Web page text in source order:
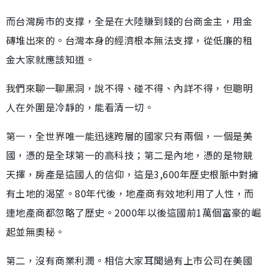
而台灣房市的支撑，全是在大陸賺到錢的台商金主，用金
磚堆出來的。台灣本身的經濟根本無法支撑，從低廉的租
金大家就應該知道。
我們來聊一聊黑洞，說不得、碰不得、內詳不得，但聰明
人在外圍是冷靜的，能看清一切。
第一，全世界唯一能迅速跨層的國家只有兩個，一個是美
國，憑的是全球第一的高科技；第二是內地，憑的是物競
天擇，房產是這國人的信仰，這是3,600年歷史根脈中對擁
有土地的渴望。80年代後，地產商有效地利用了人性，而
連地產商都忽略了歷史。2000年以後這國前1萬個富豪的崛
起並無奧秘。
第二，沒有商業利潤。相信大家耳聞過有上市公司在美國